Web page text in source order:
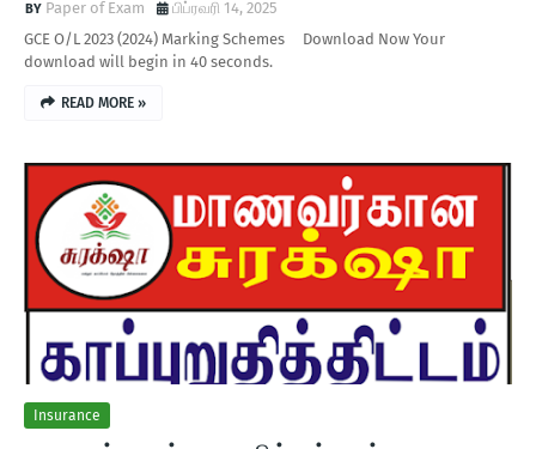
Paper of Exam
பிப்ரவரி 14, 2025
GCE O/L 2023 (2024) Marking Schemes Download Now Your
download will begin in 40 seconds.
READ MORE »
Insurance